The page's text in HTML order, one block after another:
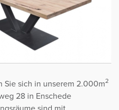
Sie sich in unserem 2.000m2
28 in Enschede